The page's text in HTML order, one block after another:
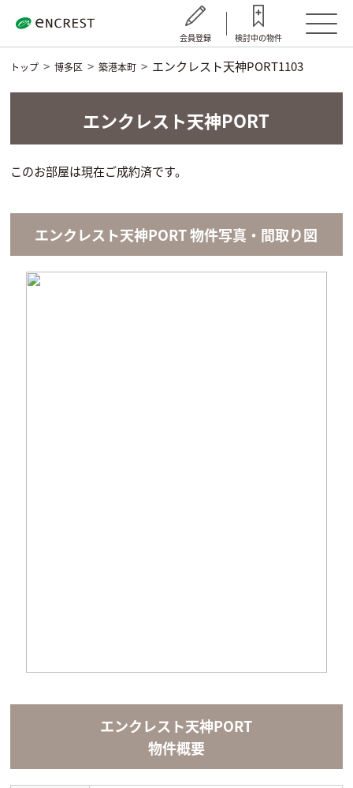
会員登録 検討中の物件
トップ 博多区 築港本町 エンクレスト天神PORT1103
エンクレスト天神PORT
このお部屋は現在ご成約済です。
エンクレスト天神PORT 物件写真・間取り図
エンクレスト天神PORT
物件概要